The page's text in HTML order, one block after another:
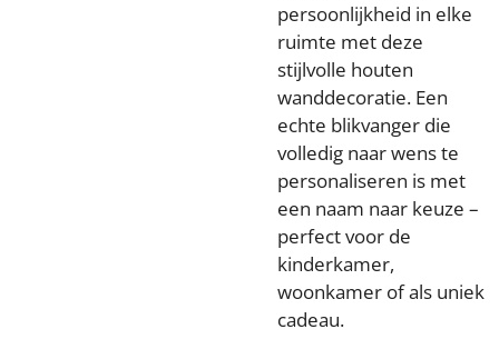
persoonlijkheid in elke
ruimte met deze
stijlvolle houten
wanddecoratie. Een
echte blikvanger die
volledig naar wens te
personaliseren is met
een naam naar keuze –
perfect voor de
kinderkamer,
woonkamer of als uniek
cadeau.